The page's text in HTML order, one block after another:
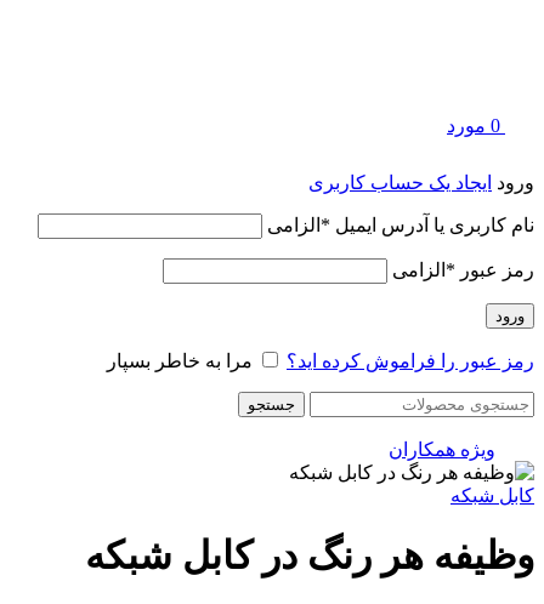
0 مورد
ورود ایجاد یک حساب کاربری
نام کاربری یا آدرس ایمیل * الزامی
رمز عبور * الزامی
ورود
رمز عبور را فراموش کرده اید؟ مرا به خاطر بسپار
جستجو
ویژه همکاران
کابل شبکه
وظیفه هر رنگ در کابل شبکه